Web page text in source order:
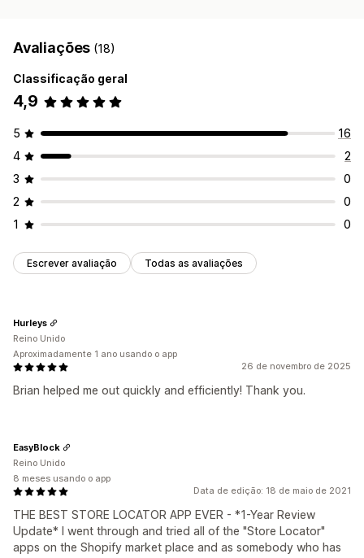
Avaliações (18)
Classificação geral
4,9
5
16
4
2
3
0
2
0
1
0
Escrever avaliação Todas as avaliações
26 de novembro de 2025
Brian helped me out quickly and efficiently! Thank you.
Hurleys
Reino Unido
Aproximadamente 1 ano usando o app
Data de edição: 18 de maio de 2021
THE BEST STORE LOCATOR APP EVER - *1-Year Review
Update* I went through and tried all of the "Store Locator"
apps on the Shopify market place and as somebody who has
EasyBlock
Reino Unido
8 meses usando o app